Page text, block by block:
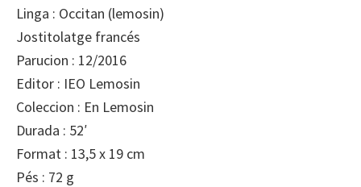
Linga : Occitan (lemosin)
Jostitolatge francés
Parucion : 12/2016
Editor : IEO Lemosin
Coleccion : En Lemosin
Durada : 52′
Format : 13,5 x 19 cm
Pés : 72 g